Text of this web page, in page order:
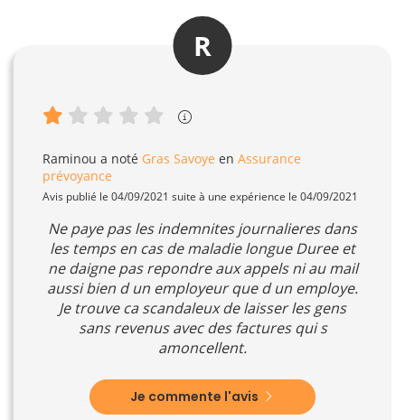
R
Raminou a noté Gras Savoye en Assurance
prévoyance
Avis publié le 04/09/2021 suite à une expérience le 04/09/2021
Ne paye pas les indemnites journalieres dans
les temps en cas de maladie longue Duree et
ne daigne pas repondre aux appels ni au mail
aussi bien d un employeur que d un employe.
Je trouve ca scandaleux de laisser les gens
sans revenus avec des factures qui s
amoncellent.
Je commente l'avis